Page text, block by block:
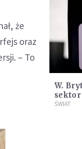
że
oraz
– To
W.
sektor
ofert o
ŚWIAT